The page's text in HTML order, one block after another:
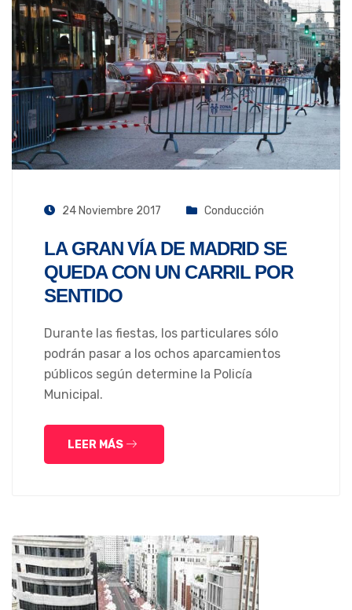
24 Noviembre 2017 Conducción
LA GRAN VÍA DE MADRID SE
QUEDA CON UN CARRIL POR
SENTIDO
Durante las fiestas, los particulares sólo
podrán pasar a los ochos aparcamientos
públicos según determine la Policía
Municipal.
LEER MÁS